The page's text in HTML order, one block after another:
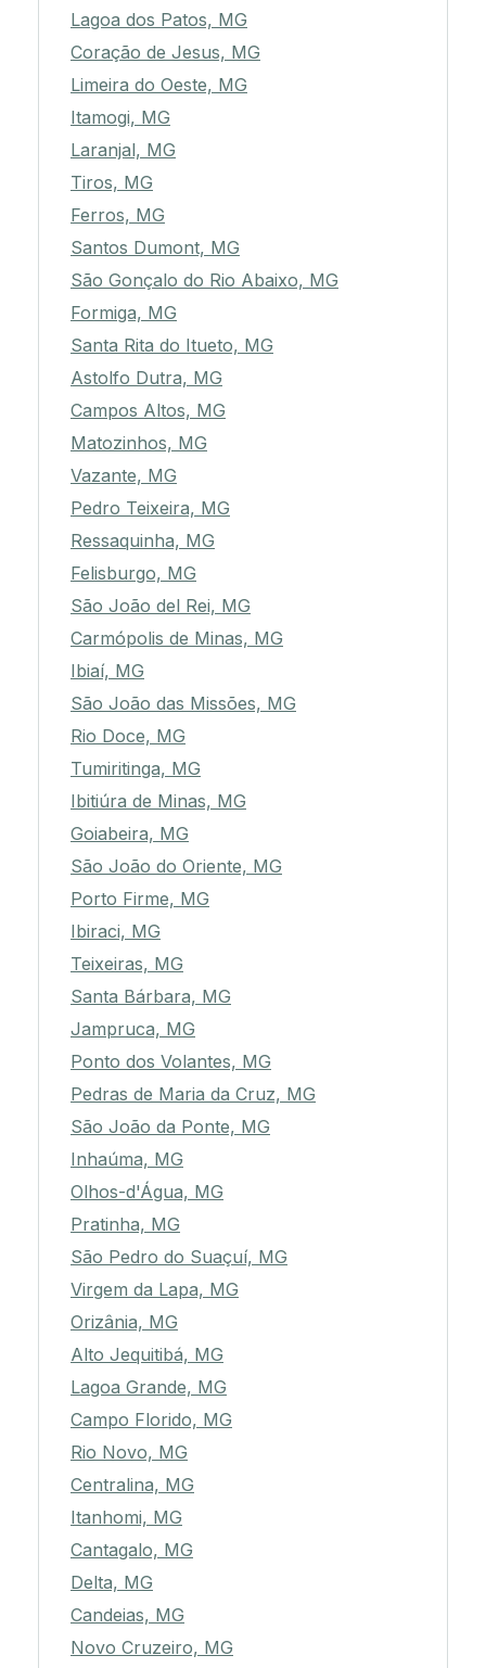
Lagoa dos Patos, MG
Coração de Jesus, MG
Limeira do Oeste, MG
Itamogi, MG
Laranjal, MG
Tiros, MG
Ferros, MG
Santos Dumont, MG
São Gonçalo do Rio Abaixo, MG
Formiga, MG
Santa Rita do Itueto, MG
Astolfo Dutra, MG
Campos Altos, MG
Matozinhos, MG
Vazante, MG
Pedro Teixeira, MG
Ressaquinha, MG
Felisburgo, MG
São João del Rei, MG
Carmópolis de Minas, MG
Ibiaí, MG
São João das Missões, MG
Rio Doce, MG
Tumiritinga, MG
Ibitiúra de Minas, MG
Goiabeira, MG
São João do Oriente, MG
Porto Firme, MG
Ibiraci, MG
Teixeiras, MG
Santa Bárbara, MG
Jampruca, MG
Ponto dos Volantes, MG
Pedras de Maria da Cruz, MG
São João da Ponte, MG
Inhaúma, MG
Olhos-d'Água, MG
Pratinha, MG
São Pedro do Suaçuí, MG
Virgem da Lapa, MG
Orizânia, MG
Alto Jequitibá, MG
Lagoa Grande, MG
Campo Florido, MG
Rio Novo, MG
Centralina, MG
Itanhomi, MG
Cantagalo, MG
Delta, MG
Candeias, MG
Novo Cruzeiro, MG